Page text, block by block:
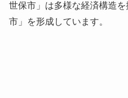
世保市」は多様な経済構造
市」を形成しています。